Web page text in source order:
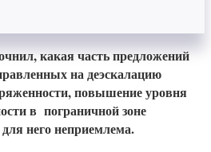
какая часть предложений
на деэскалацию
повышение уровня
в пограничной зоне
него неприемлема.